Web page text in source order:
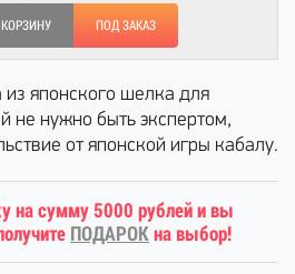
КОРЗИНУ ПОД ЗАКАЗ
японского шелка для
не нужно быть экспертом,
от японской игры кабалу.
на сумму 5000 рублей и вы
ПОДАРОК на выбор!